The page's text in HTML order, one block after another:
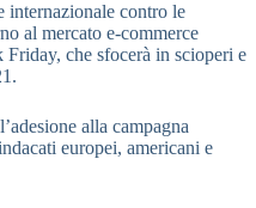
internazionale contro le
al mercato e-commerce
che sfocerà in scioperi e
alla campagna
europei, americani e